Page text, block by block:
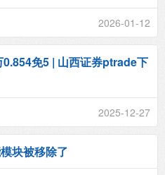
2026-01-12
免5 | 山西证券ptrade下
2025-12-27
块被移除了